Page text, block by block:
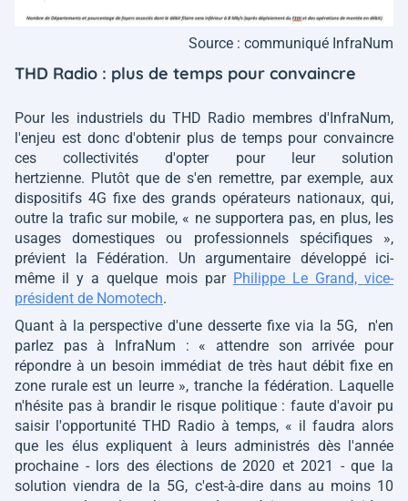
Source : communiqué InfraNum
THD Radio : plus de temps pour convaincre
Pour les industriels du THD Radio membres d'InfraNum,
l'enjeu est donc d'obtenir plus de temps pour convaincre
ces collectivités d'opter pour leur solution
hertzienne. Plutôt que de s'en remettre, par exemple, aux
dispositifs 4G fixe des grands opérateurs nationaux, qui,
outre la trafic sur mobile, « ne supportera pas, en plus, les
usages domestiques ou professionnels spécifiques »,
prévient la Fédération. Un argumentaire développé ici-
même il y a quelque mois par Philippe Le Grand, vice-
président de Nomotech.
Quant à la perspective d'une desserte fixe via la 5G, n'en
parlez pas à InfraNum : « attendre son arrivée pour
répondre à un besoin immédiat de très haut débit fixe en
zone rurale est un leurre », tranche la fédération. Laquelle
n'hésite pas à brandir le risque politique : faute d'avoir pu
saisir l'opportunité THD Radio à temps, « il faudra alors
que les élus expliquent à leurs administrés dès l'année
prochaine - lors des élections de 2020 et 2021 - que la
solution viendra de la 5G, c'est-à-dire dans au moins 10